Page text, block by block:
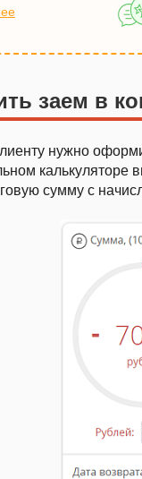
заем в
нужно
сумму с